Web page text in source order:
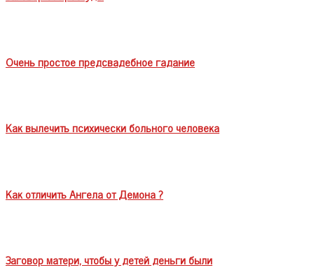
Очень простое предсвадебное гадание
Как вылечить психически больного человека
Как отличить Ангела от Демона ?
Заговор матери, чтобы у детей деньги были